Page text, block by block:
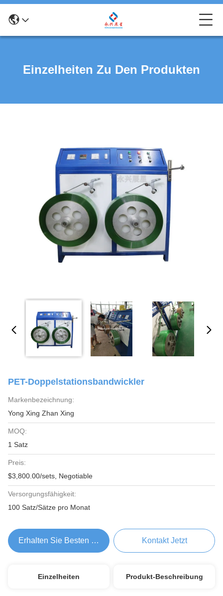
Einzelheiten Zu Den Produkten
PET-Doppelstationsbandwickler
Markenbezeichnung:
Yong Xing Zhan Xing
MOQ:
1 Satz
Preis:
$3,800.00/sets, Negotiable
Versorgungsfähigkeit:
100 Satz/Sätze pro Monat
Erhalten Sie Besten Preis Kontakt Jetzt
Einzelheiten Produkt-Beschreibung